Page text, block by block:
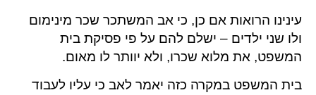
עינינו הרואות אם כן, כי אב המשתכר שכר מינימום
ולו שני ילדים – ישלם להם על פי פסיקת בית
המשפט, את מלוא שכרו, ולא יוותר לו מאום.
בית המשפט במקרה כזה יאמר לאב כי עליו לעבוד